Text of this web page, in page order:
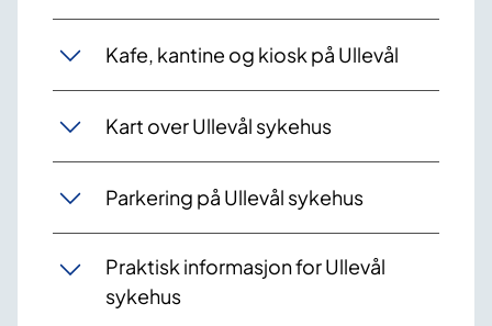
Kafe, kantine og kiosk på Ullevål
Kart over Ullevål sykehus
Parkering på Ullevål sykehus
Praktisk informasjon for Ullevål
sykehus